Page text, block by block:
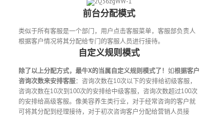
前台分配模式
类似于所有客服是一个部门，用户点击客服菜单，客服部负责人
根据客户情况将其分配给专门的客服人员进行接待。
自定义规则模式
除了以上分配方式，最牛X的当属自定义规则模式了！ 如根据客户
咨询次数来安排客服：咨询次数在10次以下的安排给初级客服，
咨询次数在10次到100次的安排给中级客服，咨询次数超过100次
的安排给高级客服。像美容养生类行业，对于经常咨询的客户就
可将其分配到经理接待，对于初次咨询客户分配给营销人员接